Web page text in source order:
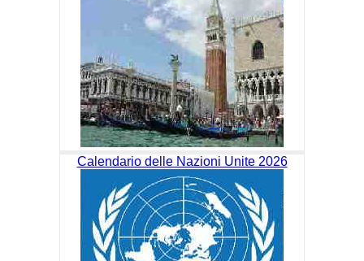
Calendario delle Nazioni Unite 2026